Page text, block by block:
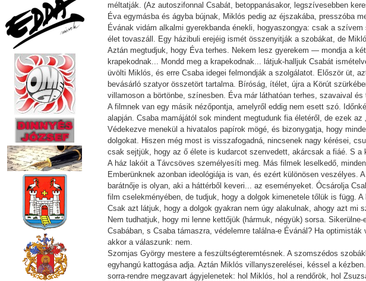
méltatják. (Az autoszifonnal Csabát, betoppanásakor, legszívesebben
Éva egymásba és ágyba bújnak, Miklós pedig az éjszakába, presszóba
Évának vidám alkalmi gyerekbanda énekli, hogyaszongya: csak a
élet tovaszáll. Egy házibuli erejéig ismét összenyitják a szobákat, de
Aztán megtudjuk, hogy Éva terhes. Nekem lesz gyerekem — mondja a
krapekodnak... Mondd meg a krapekodnak... látjuk-halljuk Csabát
üvölti Miklós, és erre Csaba idegei felmondják a szolgálatot. Először üt,
bevásárló szatyor összetört tartalma. Bíróság, ítélet, újra a Körút
villamoson a börtönbe, színesben. Éva már láthatóan terhes, szavaival
A filmnek van egy másik nézőpontja, amelyről eddig nem esett szó.
alapján. Csaba mamájától sok mindent megtudunk fia életéről, de ezek
Védekezve menekül a hivatalos papírok mögé, és bizonygatja, hogy
dolgokat. Hiszen még most is visszafogadná, nincsenek nagy kérései,
csak sejtjük, hogy az ő élete is kudarcot szenvedett, akárcsak a fiáé. S
A ház lakóit a Távcsöves személyesíti meg. Más filmek leselkedő,
Emberünknek azonban ideológiája is van, és ezért különösen
barátnője is olyan, aki a háttérből keveri... az eseményeket. Ócsárolja
film cselekményében, de tudjuk, hogy a dolgok kimenetele tőlük is függ.
Csak azt látjuk, hogy a dolgok gyakran nem úgy alakulnak, ahogy azt mi
Nem tudhatjuk, hogy mi lenne kettőjük (hármuk, négyük) sorsa.
Csabában, s Csaba támaszra, védelemre találna-e Évánál? Ha
akkor a válaszunk: nem.
Szomjas György mestere a feszültségteremtésnek. A szomszédos
egyhangú kattogása adja. Aztán Miklós villanyszerelései, késsel a
sorra-rendre megzavart ágyjelenetek: hol Miklós, hol a rendőrök, hol